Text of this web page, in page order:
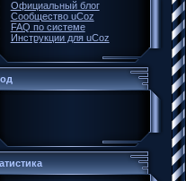
Официальный блог
Сообщество uCoz
FAQ по системе
Инструкции для uCoz